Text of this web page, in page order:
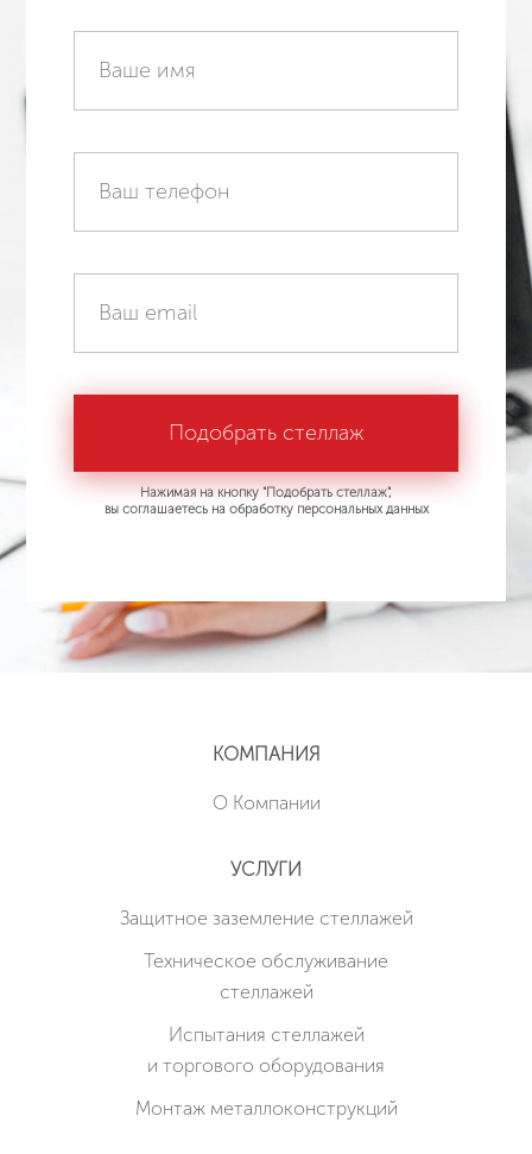
Нажимая на кнопку "Подобрать стеллаж",
вы соглашаетесь на обработку персональных данных
КОМПАНИЯ
О Компании
УСЛУГИ
Защитное заземление стеллажей
Техническое обслуживание
стеллажей
Испытания стеллажей
и торгового оборудования
Монтаж металлоконструкций